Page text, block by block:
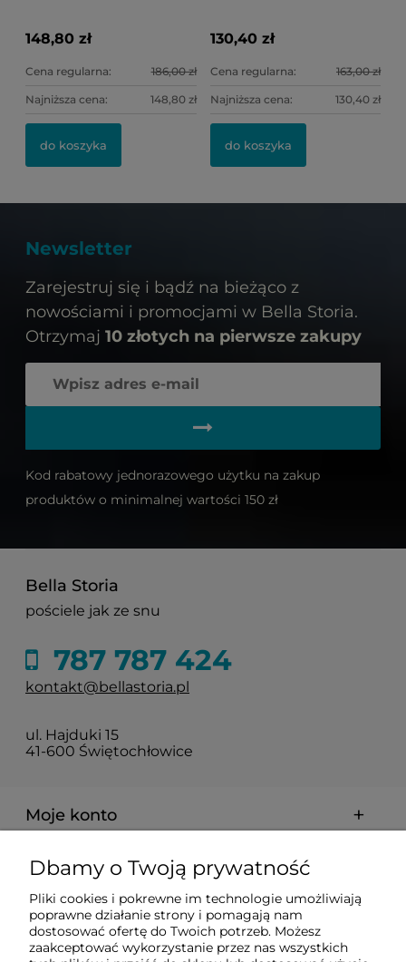
148,80 zł
Cena regularna: 186,00 zł
Najniższa cena: 148,80 zł
do koszyka
130,40 zł
Cena regularna: 163,00 zł
Najniższa cena: 130,40 zł
do koszyka
Newsletter
Zarejestruj się i bądź na bieżąco z
nowościami i promocjami w Bella Storia.
Otrzymaj 10 złotych na pierwsze zakupy
Kod rabatowy jednorazowego użytku na zakup
produktów o minimalnej wartości 150 zł
Bella Storia
pościele jak ze snu
787 787 424
kontakt@bellastoria.pl
ul. Hajduki 15
41-600 Świętochłowice
Moje konto
Dostawa i płatności
O firmie
Dbamy o Twoją prywatność
Pliki cookies i pokrewne im technologie umożliwiają
poprawne działanie strony i pomagają nam
dostosować ofertę do Twoich potrzeb. Możesz
zaakceptować wykorzystanie przez nas wszystkich